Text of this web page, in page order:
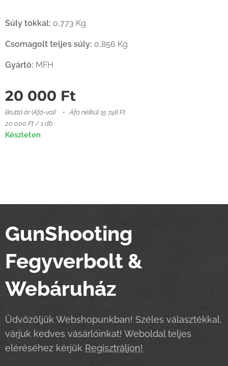
Súly tokkal: 0,773 Kg
Csomagolt teljes súly: 0,856 Kg
Gyártó: MFH
20 000 Ft
Bruttó ár (Áfá-val)
Áfa nélkül 15 748 Ft
20 000 Ft / 1 db
Készleten
GunShooting
Fegyverbolt &
Webáruház
Üdvözöljük Webshopunkban! Széles választékkal,
várjuk kedves vásárlóinkat! Weboldal teljes
eléréséhez kérjük Regisztráljon!